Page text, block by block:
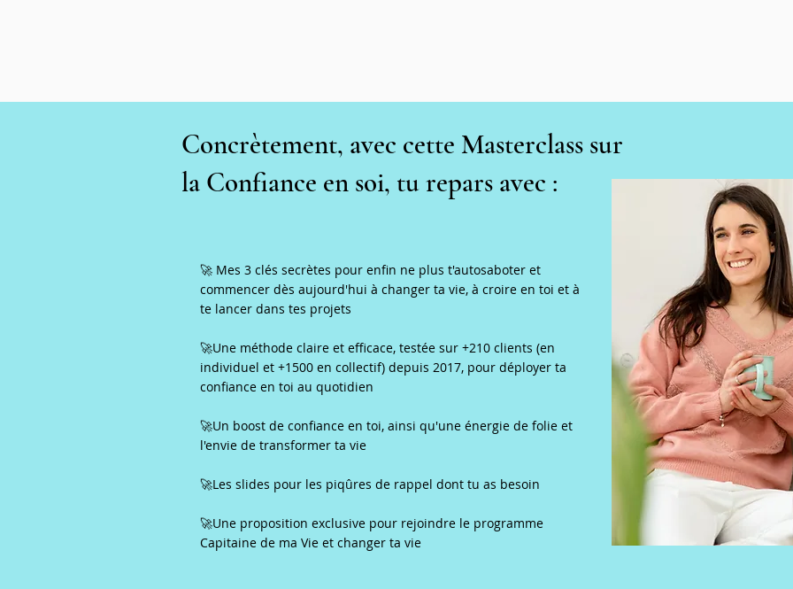
🚀 Mes 3 clés secrètes pour enfin ne plus t'autosaboter et
commencer dès aujourd'hui à changer ta vie, à croire en toi et à
te lancer dans tes projets
🚀Une méthode claire et efficace, testée sur +210 clients (en
individuel et +1500 en collectif) depuis 2017, pour déployer ta
confiance en toi au quotidien
🚀Un boost de confiance en toi, ainsi qu'une énergie de folie et
l'envie de transformer ta vie
🚀Les slides pour les piqûres de rappel dont tu as besoin
🚀Une proposition exclusive pour rejoindre le programme
Capitaine de ma Vie et changer ta vie
Concrètement, avec cette Masterclass sur
la Confiance en soi, tu repars avec :